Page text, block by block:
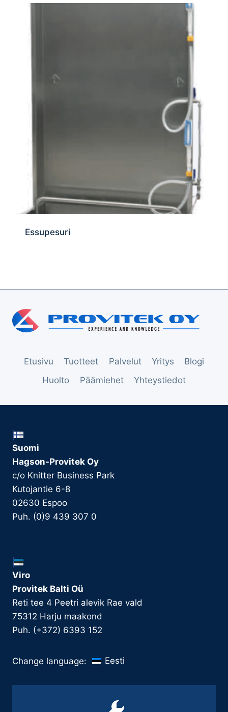
Essupesuri
Etusivu Tuotteet Palvelut Yritys
Blogi
Huolto
Päämiehet Yhteystiedot
Suomi
Hagson-Provitek Oy
c/o Knitter Business Park
Kutojantie 6-8
02630 Espoo
Puh. (0)9 439 307 0
Viro
Provitek Balti Oü
Reti tee 4 Peetri alevik Rae vald
75312 Harju maakond
Puh. (+372) 6393 152
Change language: Eesti